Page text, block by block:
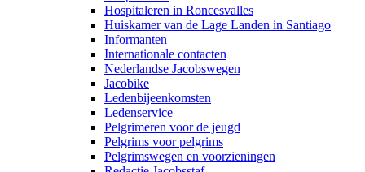
Hospitaleren in Roncesvalles
Huiskamer van de Lage Landen in Santiago
Informanten
Internationale contacten
Nederlandse Jacobswegen
Jacobike
Ledenbijeenkomsten
Ledenservice
Pelgrimeren voor de jeugd
Pelgrims voor pelgrims
Pelgrimswegen en voorzieningen